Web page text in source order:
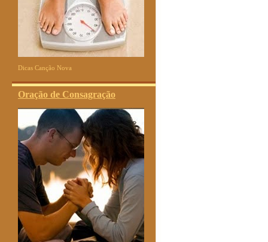
Dicas Canção Nova
Oração de Consagração